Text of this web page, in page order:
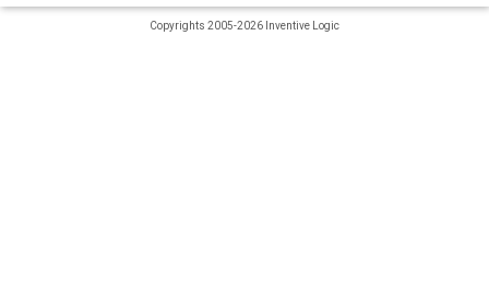
Copyrights 2005-2026 Inventive Logic